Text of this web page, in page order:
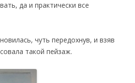
да и практически все
чуть передохнув, и взяв
такой пейзаж.